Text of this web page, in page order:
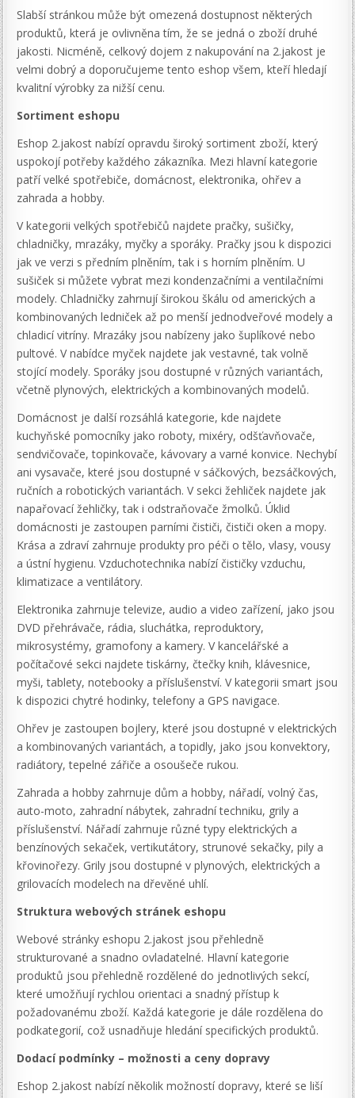
Slabší stránkou může být omezená dostupnost některých
produktů, která je ovlivněna tím, že se jedná o zboží druhé
jakosti. Nicméně, celkový dojem z nakupování na 2.jakost je
velmi dobrý a doporučujeme tento eshop všem, kteří hledají
kvalitní výrobky za nižší cenu.
Sortiment eshopu
Eshop 2.jakost nabízí opravdu široký sortiment zboží, který
uspokojí potřeby každého zákazníka. Mezi hlavní kategorie
patří velké spotřebiče, domácnost, elektronika, ohřev a
zahrada a hobby.
V kategorii velkých spotřebičů najdete pračky, sušičky,
chladničky, mrazáky, myčky a sporáky. Pračky jsou k dispozici
jak ve verzi s předním plněním, tak i s horním plněním. U
sušiček si můžete vybrat mezi kondenzačními a ventilačními
modely. Chladničky zahrnují širokou škálu od amerických a
kombinovaných ledniček až po menší jednodveřové modely a
chladicí vitríny. Mrazáky jsou nabízeny jako šuplíkové nebo
pultové. V nabídce myček najdete jak vestavné, tak volně
stojící modely. Sporáky jsou dostupné v různých variantách,
včetně plynových, elektrických a kombinovaných modelů.
Domácnost je další rozsáhlá kategorie, kde najdete
kuchyňské pomocníky jako roboty, mixéry, odšťavňovače,
sendvičovače, topinkovače, kávovary a varné konvice. Nechybí
ani vysavače, které jsou dostupné v sáčkových, bezsáčkových,
ručních a robotických variantách. V sekci žehliček najdete jak
napařovací žehličky, tak i odstraňovače žmolků. Úklid
domácnosti je zastoupen parními čističi, čističi oken a mopy.
Krása a zdraví zahrnuje produkty pro péči o tělo, vlasy, vousy
a ústní hygienu. Vzduchotechnika nabízí čističky vzduchu,
klimatizace a ventilátory.
Elektronika zahrnuje televize, audio a video zařízení, jako jsou
DVD přehrávače, rádia, sluchátka, reproduktory,
mikrosystémy, gramofony a kamery. V kancelářské a
počítačové sekci najdete tiskárny, čtečky knih, klávesnice,
myši, tablety, notebooky a příslušenství. V kategorii smart jsou
k dispozici chytré hodinky, telefony a GPS navigace.
Ohřev je zastoupen bojlery, které jsou dostupné v elektrických
a kombinovaných variantách, a topidly, jako jsou konvektory,
radiátory, tepelné zářiče a osoušeče rukou.
Zahrada a hobby zahrnuje dům a hobby, nářadí, volný čas,
auto-moto, zahradní nábytek, zahradní techniku, grily a
příslušenství. Nářadí zahrnuje různé typy elektrických a
benzínových sekaček, vertikutátory, strunové sekačky, pily a
křovinořezy. Grily jsou dostupné v plynových, elektrických a
grilovacích modelech na dřevěné uhlí.
Struktura webových stránek eshopu
Webové stránky eshopu 2.jakost jsou přehledně
strukturované a snadno ovladatelné. Hlavní kategorie
produktů jsou přehledně rozdělené do jednotlivých sekcí,
které umožňují rychlou orientaci a snadný přístup k
požadovanému zboží. Každá kategorie je dále rozdělena do
podkategorií, což usnadňuje hledání specifických produktů.
Dodací podmínky – možnosti a ceny dopravy
Eshop 2.jakost nabízí několik možností dopravy, které se liší